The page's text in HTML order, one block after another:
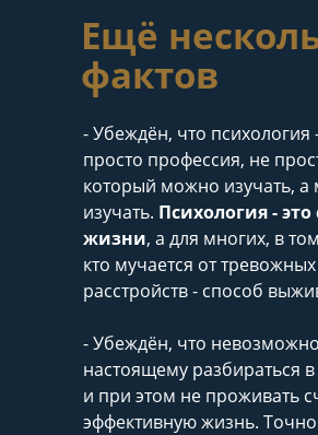
- Убеждён, что психология
просто профессия, не
который можно изучать,
изучать. Психология - это
жизни, а для многих, в
кто мучается от тревожных
расстройств - способ
- Убеждён, что
настоящему разбираться
и при этом не проживать
эффективную жизнь.
Ещё
фактов